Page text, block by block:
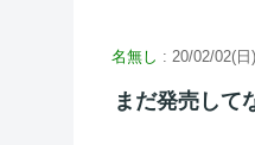
名無し : 20/02/02(日)
まだ発売して